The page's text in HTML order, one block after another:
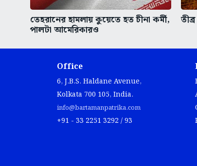
তেহরানের হামলায় কুয়েতে হত চীনা কর্মী,
পালটা আমেরিকারও
Office
6, J.B.S. Haldane Avenue,
Kolkata 700 105, India.
info@bartamanpatrika.com
+91 - 33 2251 3292 / 93